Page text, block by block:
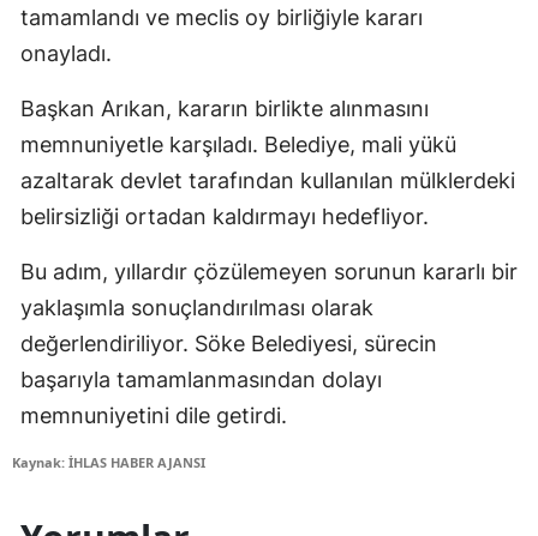
tamamlandı ve meclis oy birliğiyle kararı
onayladı.
Başkan Arıkan, kararın birlikte alınmasını
memnuniyetle karşıladı. Belediye, mali yükü
azaltarak devlet tarafından kullanılan mülklerdeki
belirsizliği ortadan kaldırmayı hedefliyor.
Bu adım, yıllardır çözülemeyen sorunun kararlı bir
yaklaşımla sonuçlandırılması olarak
değerlendiriliyor. Söke Belediyesi, sürecin
başarıyla tamamlanmasından dolayı
memnuniyetini dile getirdi.
Kaynak: İHLAS HABER AJANSI